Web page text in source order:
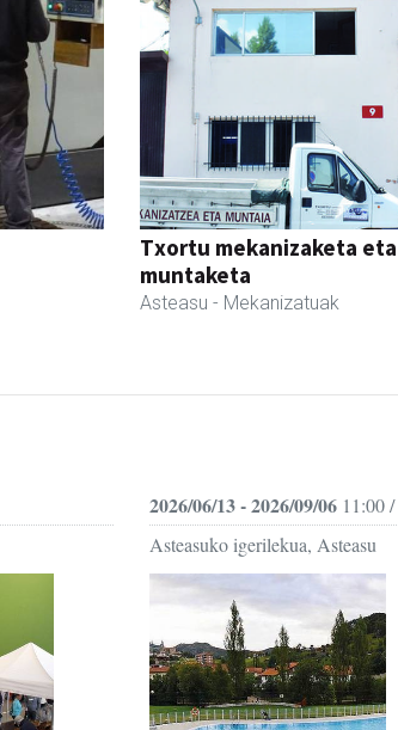
Txortu mekanizaketa eta
muntaketa
Asteasu - Mekanizatuak
2026/06/13 - 2026/09/0611:00 /
Asteasuko igerilekua, Asteasu